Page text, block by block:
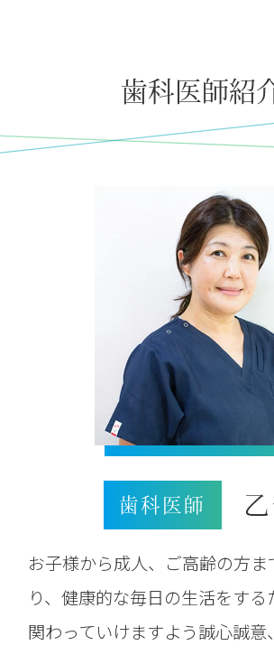
歯科医師紹
歯科医師
お子様から成人、ご高齢の方
り、健康的な毎日の生活をす
関わっていけますよう誠心誠意